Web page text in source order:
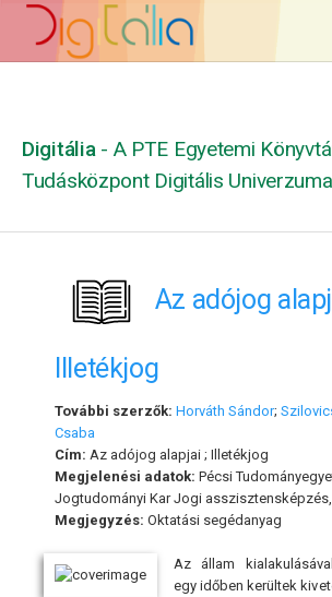
Digitália - A PTE Egyetemi
Tudásközpont Digitális Univerzuma
Az adójog
Illetékjog
További szerzők: Horváth Sándor;
Csaba
Cím: Az adójog alapjai ; Illetékjog
Megjelenési adatok: Pécsi
Jogtudományi Kar Jogi asszisztensképzés,
Megjegyzés: Oktatási segédanyag
Az állam
egy időben kerültek